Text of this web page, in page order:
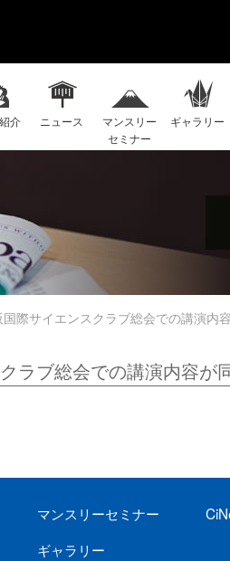
介 ニュース
マンスリー
セミナー
ギャラリー
際サイエンスクラブ総会での講演内
ラブ総会での講演内容が
マンスリーセミナー
ギャラリー